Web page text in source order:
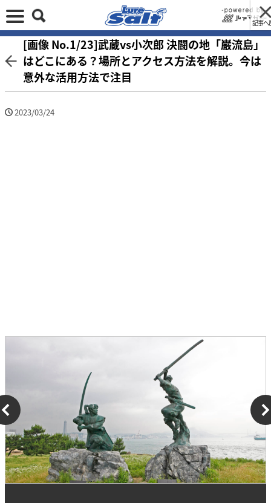
記事へ
[画像 No.1/23]武蔵vs小次郎 決闘の地「巌流島」
はどこにある？場所とアクセス方法を解説。今は
意外な活用方法で注目
2023/03/24